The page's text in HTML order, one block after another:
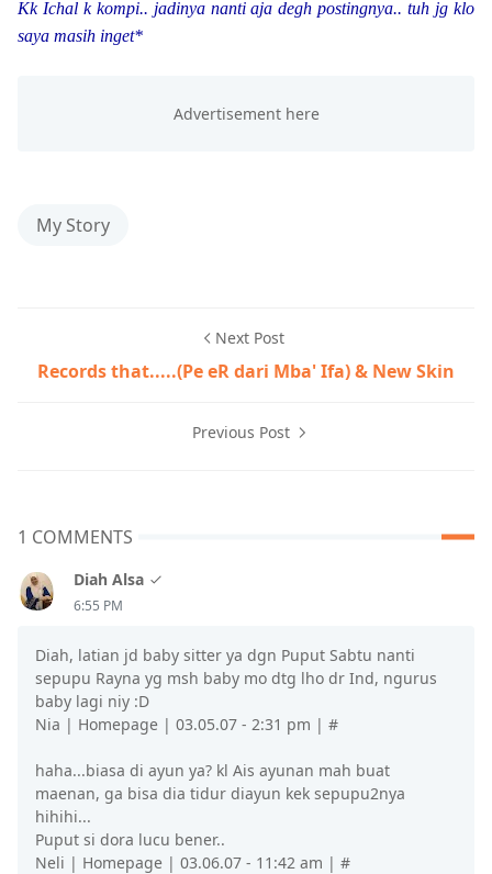
Kk Ichal k kompi.. jadinya nanti aja degh postingnya.. tuh jg klo
saya masih inget*
My Story
Next Post
Records that.....(Pe eR dari Mba' Ifa) & New Skin
Previous Post
1 COMMENTS
Diah Alsa
6:55 PM
Diah, latian jd baby sitter ya dgn Puput Sabtu nanti
sepupu Rayna yg msh baby mo dtg lho dr Ind, ngurus
baby lagi niy :D
Nia | Homepage | 03.05.07 - 2:31 pm | #
haha...biasa di ayun ya? kl Ais ayunan mah buat
maenan, ga bisa dia tidur diayun kek sepupu2nya
hihihi...
Puput si dora lucu bener..
Neli | Homepage | 03.06.07 - 11:42 am | #